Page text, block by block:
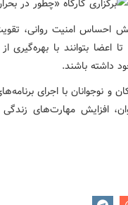
احساس امنیت روانی،
تا اعضا بتوانند با
داشته باشند.
و نوجوانان با اجرای
افزایش مهارت‌های